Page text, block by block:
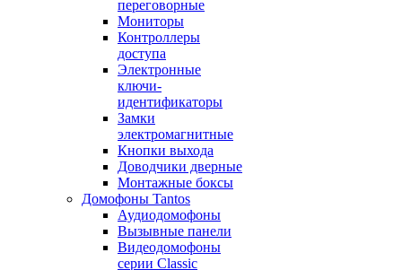
переговорные
Мониторы
Контроллеры
доступа
Электронные
ключи-
идентификаторы
Замки
электромагнитные
Кнопки выхода
Доводчики дверные
Монтажные боксы
Домофоны Tantos
Аудиодомофоны
Вызывные панели
Видеодомофоны
серии Classic